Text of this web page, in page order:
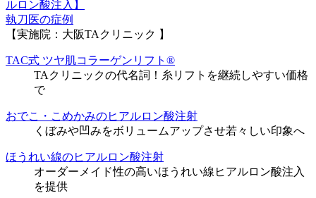
執刀医の症例
【実施院：大阪TAクリニック 】
TAC式 ツヤ肌コラーゲンリフト®
TAクリニックの代名詞！糸リフトを継続しやすい価格
で
おでこ・こめかみのヒアルロン酸注射
くぼみや凹みをボリュームアップさせ若々しい印象へ
ほうれい線のヒアルロン酸注射
オーダーメイド性の高いほうれい線ヒアルロン酸注入
を提供